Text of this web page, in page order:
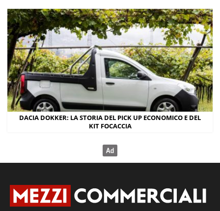
DACIA DOKKER: LA STORIA DEL PICK UP ECONOMICO E DEL
KIT FOCACCIA